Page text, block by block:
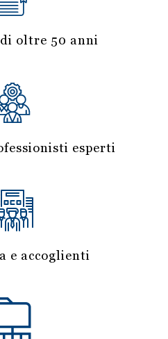
oltre 50 anni
esperti
e accoglienti